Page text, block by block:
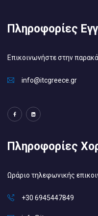
Πληροφορίες
Επικοινωνήστε στην
info@itcgreece.gr
Πληροφορίες
Ωράριο τηλεφωνικής
+30 6945447849